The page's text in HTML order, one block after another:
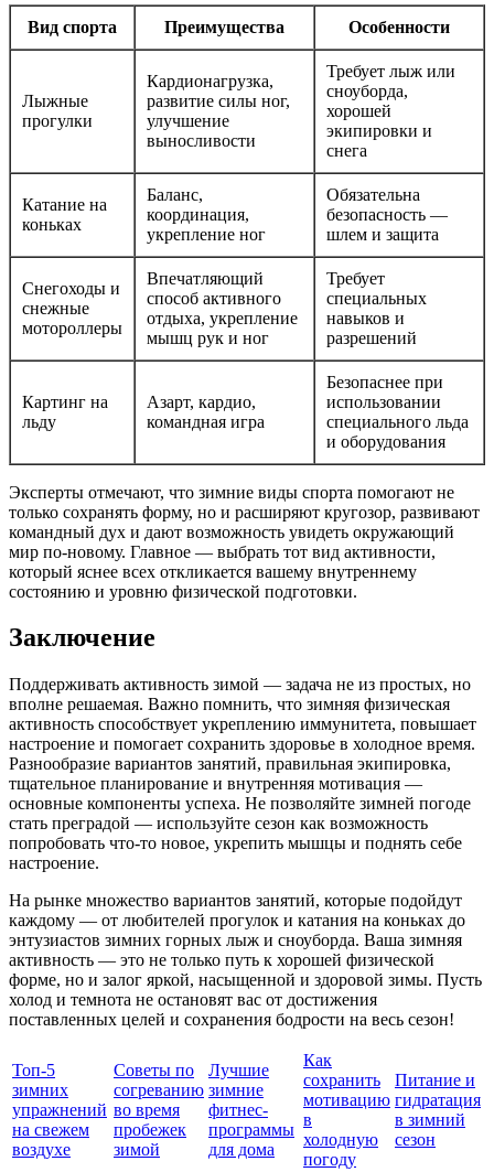
Вид спорта Преимущества Особенности
Лыжные
прогулки
Кардионагрузка,
развитие силы ног,
улучшение
выносливости
Требует лыж или
сноуборда,
хорошей
экипировки и
снега
Катание на
коньках
Баланс,
координация,
укрепление ног
Обязательна
безопасность —
шлем и защита
Снегоходы и
снежные
мотороллеры
Впечатляющий
способ активного
отдыха, укрепление
мышц рук и ног
Требует
специальных
навыков и
разрешений
Картинг на
льду
Азарт, кардио,
командная игра
Безопаснее при
использовании
специального льда
и оборудования
Эксперты отмечают, что зимние виды спорта помогают не
только сохранять форму, но и расширяют кругозор, развивают
командный дух и дают возможность увидеть окружающий
мир по-новому. Главное — выбрать тот вид активности,
который яснее всех откликается вашему внутреннему
состоянию и уровню физической подготовки.
Заключение
Поддерживать активность зимой — задача не из простых, но
вполне решаемая. Важно помнить, что зимняя физическая
активность способствует укреплению иммунитета, повышает
настроение и помогает сохранить здоровье в холодное время.
Разнообразие вариантов занятий, правильная экипировка,
тщательное планирование и внутренняя мотивация —
основные компоненты успеха. Не позволяйте зимней погоде
стать преградой — используйте сезон как возможность
попробовать что-то новое, укрепить мышцы и поднять себе
настроение.
На рынке множество вариантов занятий, которые подойдут
каждому — от любителей прогулок и катания на коньках до
энтузиастов зимних горных лыж и сноуборда. Ваша зимняя
активность — это не только путь к хорошей физической
форме, но и залог яркой, насыщенной и здоровой зимы. Пусть
холод и темнота не остановят вас от достижения
поставленных целей и сохранения бодрости на весь сезон!
Топ-5
зимних
упражнений
на свежем
воздухе
Советы по
согреванию
во время
пробежек
зимой
Лучшие
зимние
фитнес-
программы
для дома
Как
сохранить
мотивацию
в
холодную
погоду
Питание и
гидратация
в зимний
сезон